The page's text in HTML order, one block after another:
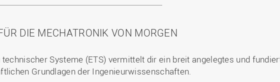
DIE MECHATRONIK VON MORGEN
Systeme (ETS) vermittelt dir ein breit angelegtes und
Grundlagen der Ingenieurwissenschaften.